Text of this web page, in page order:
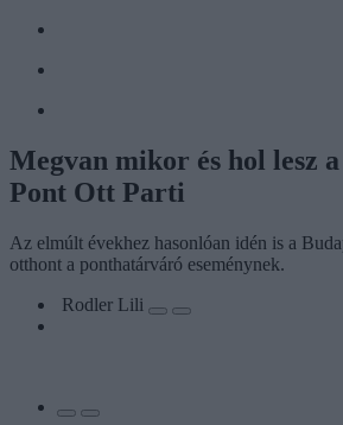
Megvan mikor és hol lesz
Pont Ott Parti
Az elmúlt évekhez hasonlóan idén is a
otthont a ponthatárváró eseménynek.
Rodler Lili